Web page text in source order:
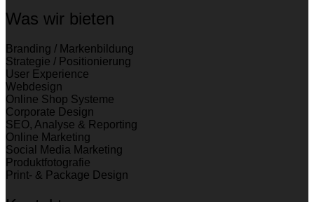
Was wir bieten
Branding / Markenbildung
Strategie / Positionierung
User Experience
Webdesign
Online Shop Systeme
Corporate Design
SEO, Analyse & Reporting
Online Marketing
Social Media Marketing
Produktfotografie
Print- & Package Design